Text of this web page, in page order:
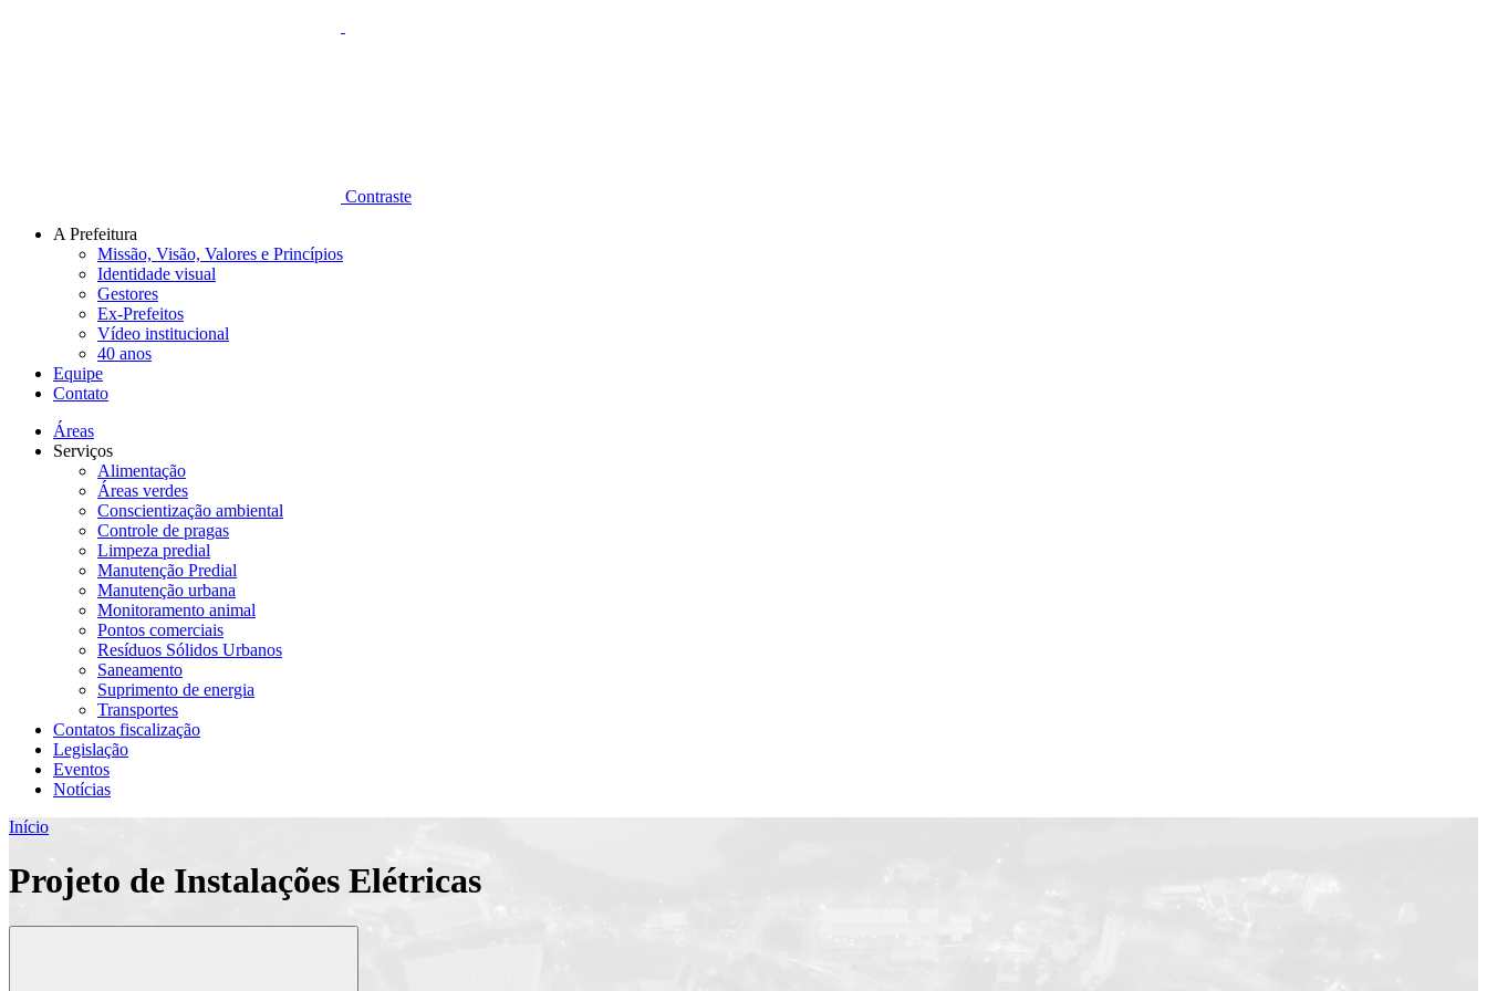
Contraste
A Prefeitura
Missão, Visão, Valores e Princípios
Identidade visual
Gestores
Ex-Prefeitos
Vídeo institucional
40 anos
Equipe
Contato
Áreas
Serviços
Alimentação
Áreas verdes
Conscientização ambiental
Controle de pragas
Limpeza predial
Manutenção Predial
Manutenção urbana
Monitoramento animal
Pontos comerciais
Resíduos Sólidos Urbanos
Saneamento
Suprimento de energia
Transportes
Contatos fiscalização
Legislação
Eventos
Notícias
Início
Projeto de Instalações Elétricas